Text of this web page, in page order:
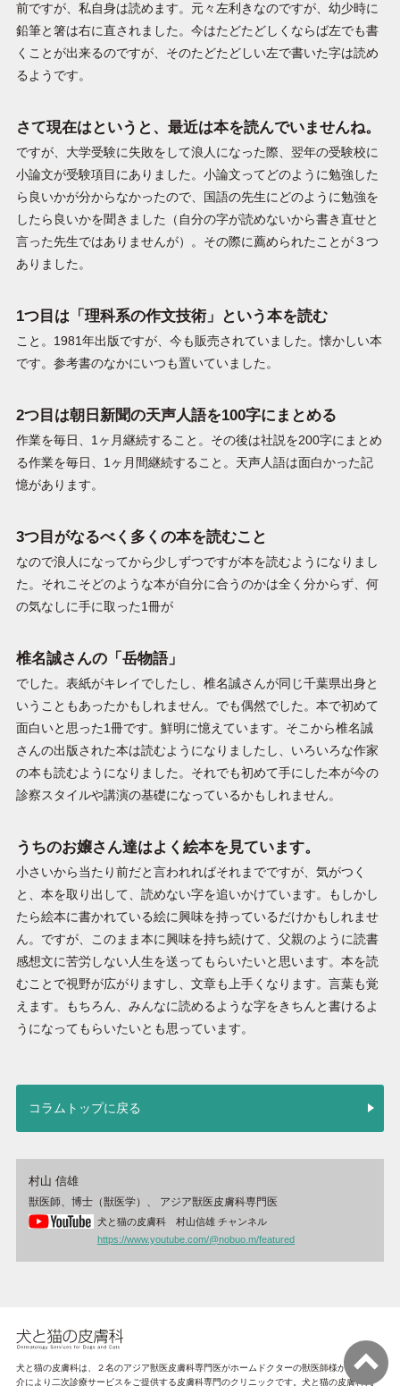
前ですが、私自身は読めます。元々左利きなのですが、幼少時に
鉛筆と箸は右に直されました。今はたどたどしくならば左でも書
くことが出来るのですが、そのたどたどしい左で書いた字は読め
るようです。
さて現在はというと、最近は本を読んでいませんね。
ですが、大学受験に失敗をして浪人になった際、翌年の受験校に
小論文が受験項目にありました。小論文ってどのように勉強した
ら良いかが分からなかったので、国語の先生にどのように勉強を
したら良いかを聞きました（自分の字が読めないから書き直せと
言った先生ではありませんが）。その際に薦められたことが３つ
ありました。
1つ目は「理科系の作文技術」という本を読む
こと。1981年出版ですが、今も販売されていました。懐かしい本
です。参考書のなかにいつも置いていました。
2つ目は朝日新聞の天声人語を100字にまとめる
作業を毎日、1ヶ月継続すること。その後は社説を200字にまとめ
る作業を毎日、1ヶ月間継続すること。天声人語は面白かった記
憶があります。
3つ目がなるべく多くの本を読むこと
なので浪人になってから少しずつですが本を読むようになりまし
た。それこそどのような本が自分に合うのかは全く分からず、何
の気なしに手に取った1冊が
椎名誠さんの「岳物語」
でした。表紙がキレイでしたし、椎名誠さんが同じ千葉県出身と
いうこともあったかもしれません。でも偶然でした。本で初めて
面白いと思った1冊です。鮮明に憶えています。そこから椎名誠
さんの出版された本は読むようになりましたし、いろいろな作家
の本も読むようになりました。それでも初めて手にした本が今の
診察スタイルや講演の基礎になっているかもしれません。
うちのお嬢さん達はよく絵本を見ています。
小さいから当たり前だと言われればそれまでですが、気がつく
と、本を取り出して、読めない字を追いかけています。もしかし
たら絵本に書かれている絵に興味を持っているだけかもしれませ
ん。ですが、このまま本に興味を持ち続けて、父親のように読書
感想文に苦労しない人生を送ってもらいたいと思います。本を読
むことで視野が広がりますし、文章も上手くなります。言葉も覚
えます。もちろん、みんなに読めるような字をきちんと書けるよ
うになってもらいたいとも思っています。
コラムトップに戻る
村山 信雄
獣医師、博士（獣医学）、 アジア獣医皮膚科専門医
犬と猫の皮膚科 村山信雄 チャンネル
https://www.youtube.com/@nobuo.m/featured
犬と猫の皮膚科は、２名のアジア獣医皮膚科専門医がホームドクターの獣医師様からのご紹
介により二次診療サービスをご提供する皮膚科専門のクリニックです。犬と猫の皮膚科代